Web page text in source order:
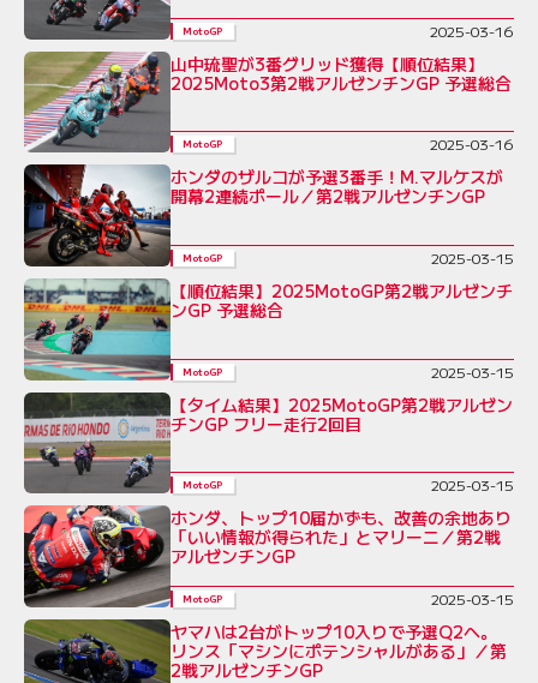
MotoGP 2025-03-16
山中琉聖が3番グリッド獲得【順位結果】
2025Moto3第2戦アルゼンチンGP 予選総合
MotoGP 2025-03-16
ホンダのザルコが予選3番手！M.マルケスが
開幕2連続ポール／第2戦アルゼンチンGP
MotoGP 2025-03-15
【順位結果】2025MotoGP第2戦アルゼンチ
ンGP 予選総合
MotoGP 2025-03-15
【タイム結果】2025MotoGP第2戦アルゼン
チンGP フリー走行2回目
MotoGP 2025-03-15
ホンダ、トップ10届かずも、改善の余地あり
「いい情報が得られた」とマリーニ／第2戦
アルゼンチンGP
MotoGP 2025-03-15
ヤマハは2台がトップ10入りで予選Q2へ。
リンス「マシンにポテンシャルがある」／第
2戦アルゼンチンGP